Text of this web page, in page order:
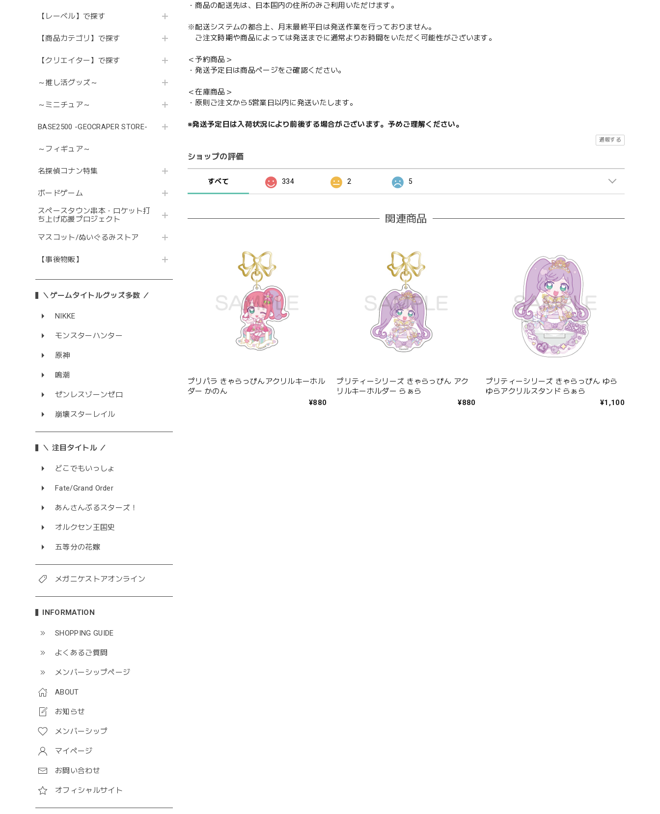
【レーベル】で探す
【商品カテゴリ】で探す
【クリエイター】で探す
～推し活グッズ～
～ミニチュア～
BASE2500 -GEOCRAPER STORE-
～フィギュア～
名探偵コナン特集
ボードゲーム
スペースタウン串本・ロケット打
ち上げ応援プロジェクト
マスコット/ぬいぐるみストア
【事後物販】
＼ゲームタイトルグッズ多数 ／
NIKKE
モンスターハンター
原神
鳴潮
ゼンレスゾーンゼロ
崩壊スターレイル
＼ 注目タイトル ／
どこでもいっしょ
Fate/Grand Order
あんさんぶるスターズ！
オルクセン王国史
五等分の花嫁
メガニケストアオンライン
INFORMATION
SHOPPING GUIDE
よくあるご質問
メンバーシップページ
ABOUT
お知らせ
メンバーシップ
マイページ
お問い合わせ
オフィシャルサイト
・商品の配送先は、日本国内の住所のみご利用いただけます。
※配送システムの都合上、月末最終平日は発送作業を行っておりません。
ご注文時期や商品によっては発送までに通常よりお時間をいただく可能性がございます。
＜予約商品＞
・発送予定日は商品ページをご確認ください。
＜在庫商品＞
・原則ご注文から5営業日以内に発送いたします。
※発送予定日は入荷状況により前後する場合がございます。予めご理解ください。
通報する
ショップの評価
すべて 334 2 5
関連商品
プリパラ きゃらっぴんアクリルキーホル
ダー かのん
¥880
プリティーシリーズ きゃらっぴん アク
リルキーホルダー らぁら
¥880
プリティーシリーズ きゃらっぴん ゆら
ゆらアクリルスタンド らぁら
¥1,100